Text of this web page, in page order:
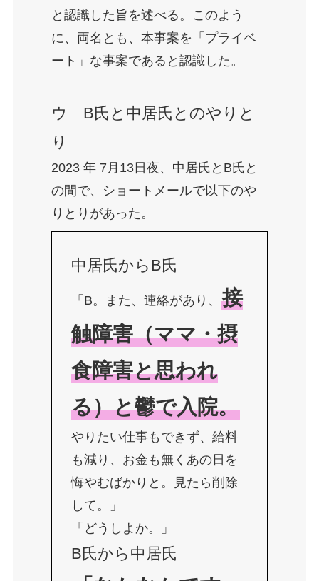
と認識した旨を述べる。このよう
に、両名とも、本事案を「プライベ
ート」な事案であると認識した。
ウ B氏と中居氏とのやりと
り
2023 年 7月13日夜、中居氏とB氏と
の間で、ショートメールで以下のや
りとりがあった。
中居氏からB氏
「B。また、連絡があり、 接
触障害（ママ・摂
食障害と思われ
る）と鬱で入院。
やりたい仕事もできず、給料
も減り、お金も無くあの日を
悔やむばかりと。見たら削除
して。」
「どうしよか。」
B氏から中居氏